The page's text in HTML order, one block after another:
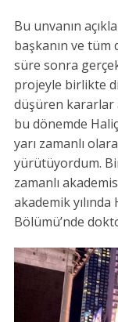
Bu unvanın
başkanın ve tüm
süre sonra
projeyle birlikte
düşüren kararlar
bu dönemde
yarı zamanlı
yürütüyordum.
zamanlı
akademik
Bölümü’nde